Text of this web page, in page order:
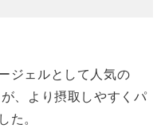
ジェルとして人気の
、より摂取しやすくパ
た。